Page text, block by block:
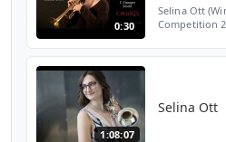
0:30
Selina Ott
Competition
1:08:07
Selina Ott